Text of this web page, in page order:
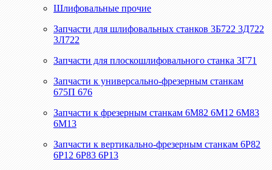
Шлифовальные прочие
Запчасти для шлифовальных станков 3Б722 3Д722
3Л722
Запчасти для плоскошлифовального станка 3Г71
Запчасти к универсально-фрезерным станкам
675П 676
Запчасти к фрезерным станкам 6М82 6М12 6М83
6М13
Запчасти к вертикально-фрезерным станкам 6Р82
6Р12 6Р83 6Р13